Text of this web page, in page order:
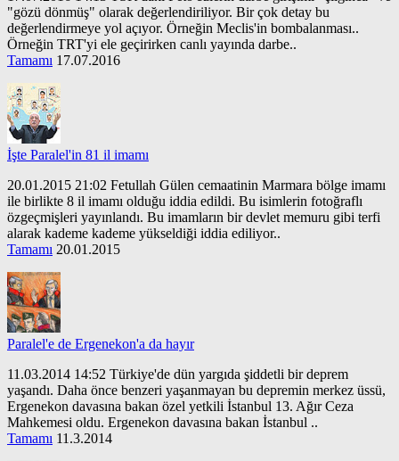
"gözü dönmüş" olarak değerlendiriliyor. Bir çok detay bu
değerlendirmeye yol açıyor. Örneğin Meclis'in bombalanması..
Örneğin TRT'yi ele geçirirken canlı yayında darbe..
Tamamı 17.07.2016
İşte Paralel'in 81 il imamı
20.01.2015 21:02 Fetullah Gülen cemaatinin Marmara bölge imamı
ile birlikte 8 il imamı olduğu iddia edildi. Bu isimlerin fotoğraflı
özgeçmişleri yayınlandı. Bu imamların bir devlet memuru gibi terfi
alarak kademe kademe yükseldiği iddia ediliyor..
Tamamı 20.01.2015
Paralel'e de Ergenekon'a da hayır
11.03.2014 14:52 Türkiye'de dün yargıda şiddetli bir deprem
yaşandı. Daha önce benzeri yaşanmayan bu depremin merkez üssü,
Ergenekon davasına bakan özel yetkili İstanbul 13. Ağır Ceza
Mahkemesi oldu. Ergenekon davasına bakan İstanbul ..
Tamamı 11.3.2014